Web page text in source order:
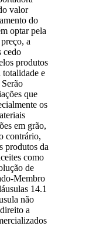
valor
do
optar pela
a
cedo
produtos
totalidade e
que
os
em grão,
contrário,
produtos da
como
de
Membro
14.1
não
a